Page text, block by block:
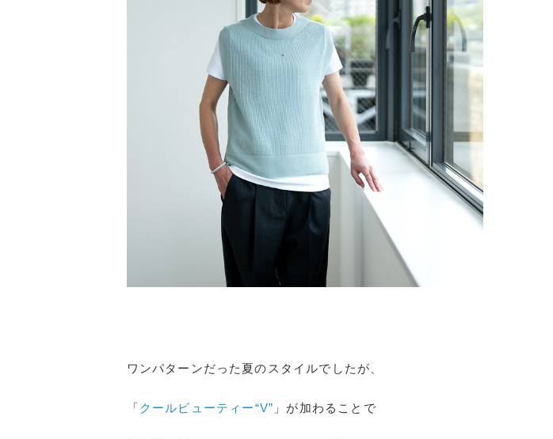
ワンパターンだった夏のスタイルでしたが、
「 クールビューティー“V” 」が加わることで